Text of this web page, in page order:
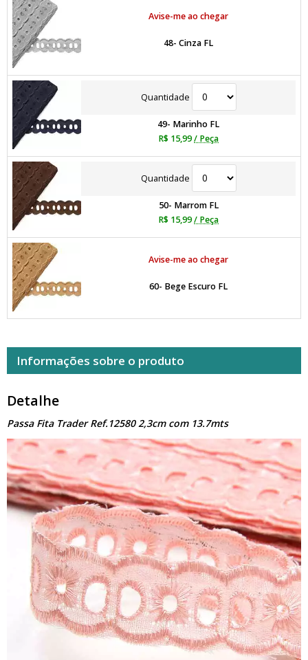
Avise-me ao chegar
48- Cinza FL
Quantidade
49- Marinho FL
R$ 15,99/ Peça
Quantidade
50- Marrom FL
R$ 15,99/ Peça
Avise-me ao chegar
60- Bege Escuro FL
Informações sobre o produto
Detalhe
Passa Fita Trader Ref.12580 2,3cm com 13.7mts